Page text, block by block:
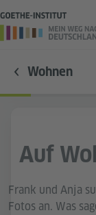
Wohnen
Auf
Frank und Anja
Fotos an. Was